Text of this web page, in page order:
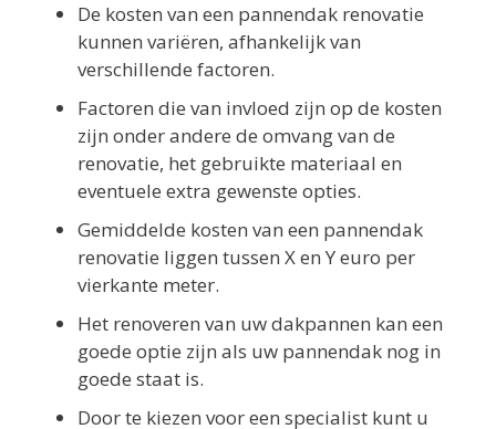
De kosten van een pannendak renovatie
kunnen variëren, afhankelijk van
verschillende factoren.
Factoren die van invloed zijn op de kosten
zijn onder andere de omvang van de
renovatie, het gebruikte materiaal en
eventuele extra gewenste opties.
Gemiddelde kosten van een pannendak
renovatie liggen tussen X en Y euro per
vierkante meter.
Het renoveren van uw dakpannen kan een
goede optie zijn als uw pannendak nog in
goede staat is.
Door te kiezen voor een specialist kunt u